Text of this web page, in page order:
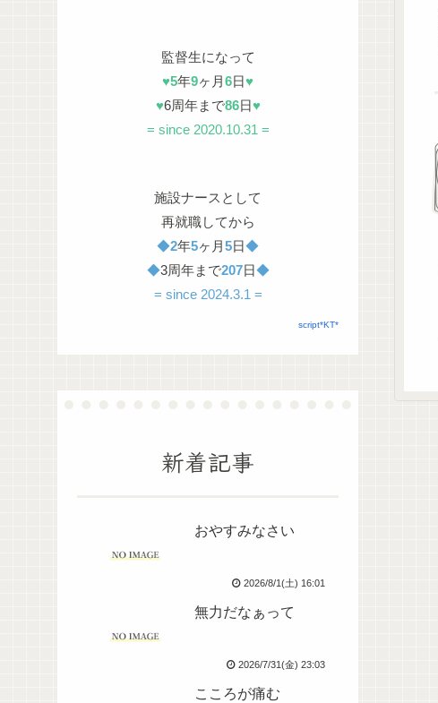
監督生になって
♥5年9ヶ月6日♥
♥6周年まで86日♥
= since 2020.10.31 =
施設ナースとして
再就職してから
◆2年5ヶ月5日◆
◆3周年まで207日◆
= since 2024.3.1 =
script*KT*
新着記事
おやすみなさい
2026/8/1(土) 16:01
無力だなぁって
2026/7/31(金) 23:03
こころが痛む